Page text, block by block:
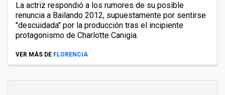
La actriz respondió a los rumores de su posible
renuncia a Bailando 2012, supuestamente por sentirse
"descuidada" por la producción tras el incipiente
protagonismo de Charlotte Canigia.
VER MÁS DE FLORENCIA